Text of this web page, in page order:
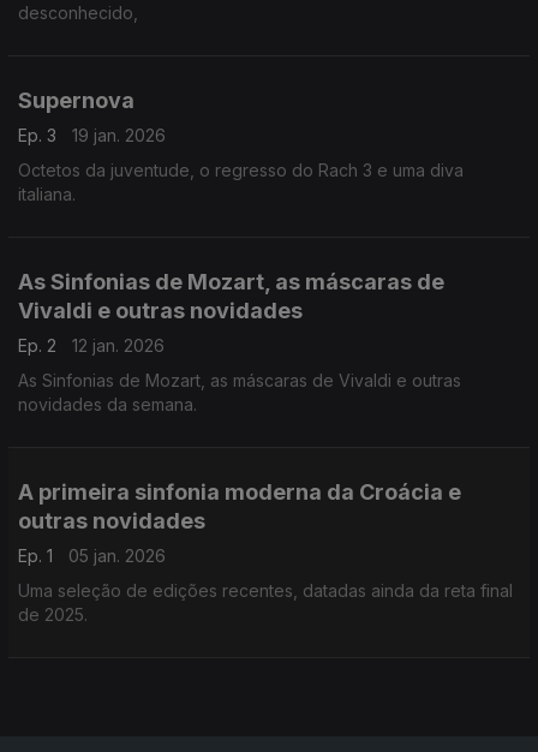
desconhecido,
Supernova
Ep. 3
19 jan. 2026
Octetos da juventude, o regresso do Rach 3 e uma diva
italiana.
As Sinfonias de Mozart, as máscaras de
Vivaldi e outras novidades
Ep. 2
12 jan. 2026
As Sinfonias de Mozart, as máscaras de Vivaldi e outras
novidades da semana.
A primeira sinfonia moderna da Croácia e
outras novidades
Ep. 1
05 jan. 2026
Uma seleção de edições recentes, datadas ainda da reta final
de 2025.